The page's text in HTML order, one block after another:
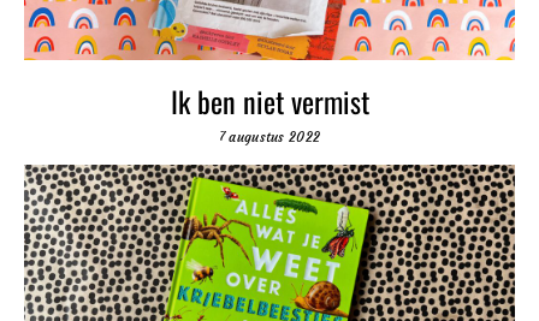
Ik ben niet vermist
7 augustus 2022